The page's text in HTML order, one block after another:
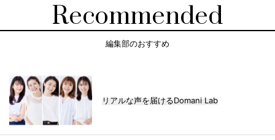
Recommended
編集部のおすすめ
リアルな声を届けるDomani Lab